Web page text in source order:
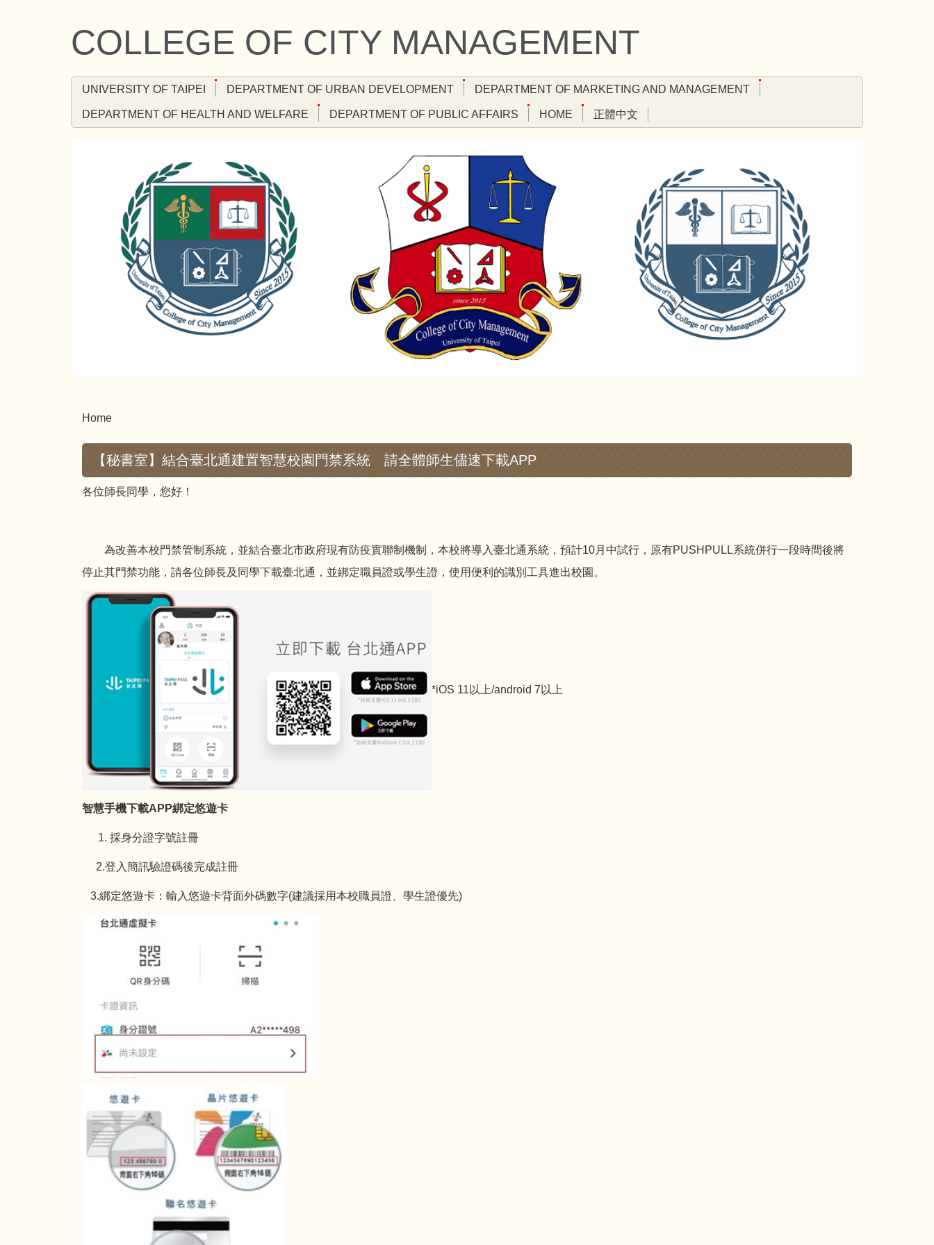
COLLEGE OF CITY MANAGEMENT
UNIVERSITY OF TAIPEI DEPARTMENT OF URBAN DEVELOPMENT DEPARTMENT OF MARKETING AND MANAGEMENT
DEPARTMENT OF HEALTH AND WELFARE DEPARTMENT OF PUBLIC AFFAIRS HOME 正體中文
Home
【秘書室】結合臺北通建置智慧校園門禁系統 請全體師生儘速下載APP
各位師長同學，您好！
為改善本校門禁管制系統，並結合臺北市政府現有防疫實聯制機制，本校將導入臺北通系統，預計10月中試行，原有PUSHPULL系統併行一段時間後將
停止其門禁功能，請各位師長及同學下載臺北通，並綁定職員證或學生證，使用便利的識別工具進出校園。
*iOS 11以上/android 7以上
智慧手機下載APP綁定悠遊卡
採身分證字號註冊
2.登入簡訊驗證碼後完成註冊
3.綁定悠遊卡：輸入悠遊卡背面外碼數字(建議採用本校職員證、學生證優先)